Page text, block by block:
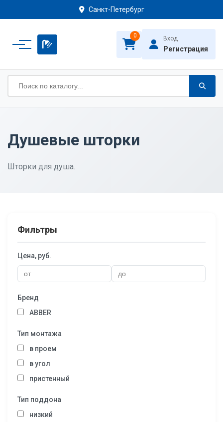
Санкт-Петербург
0 Вход
Регистрация
Душевые шторки
Шторки для душа.
Фильтры
Цена, руб.
Бренд
ABBER
Тип монтажа
в проем
в угол
пристенный
Тип поддона
низкий